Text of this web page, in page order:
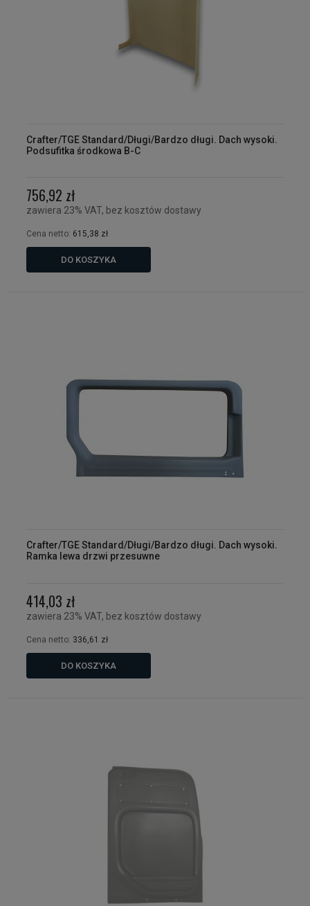
Crafter/TGE Standard/Długi/Bardzo długi. Dach wysoki.
Podsufitka środkowa B-C
756,92 zł
zawiera 23% VAT, bez kosztów dostawy
Cena netto: 615,38 zł
DO KOSZYKA
Crafter/TGE Standard/Długi/Bardzo długi. Dach wysoki.
Ramka lewa drzwi przesuwne
414,03 zł
zawiera 23% VAT, bez kosztów dostawy
Cena netto: 336,61 zł
DO KOSZYKA